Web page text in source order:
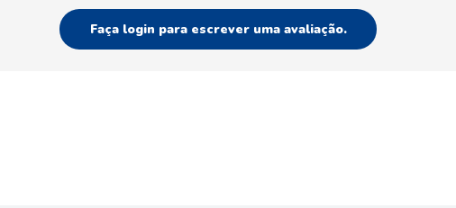
Faça login para escrever uma avaliação.